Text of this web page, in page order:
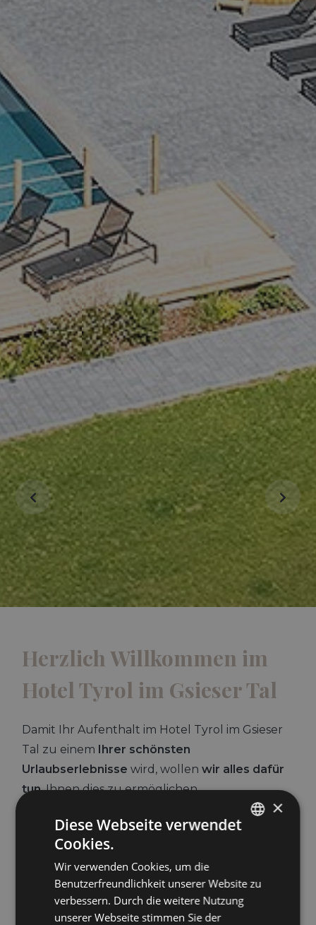
Herzlich Willkommen im
Hotel Tyrol im Gsieser Tal
Damit Ihr Aufenthalt im Hotel Tyrol im Gsieser
Tal zu einem Ihrer schönsten
Urlaubserlebnisse wird, wollenwir alles dafür
tun, Ihnen dies zu ermöglichen.
Unser 3 Sterne S Hotel erwartet Sie mit
bequemen, mit jeglichem Komfort
ausgestatteten Zimmern und allen
Annehmlichkeiten für einen Urlaub der
Extraklasse. Ein besonderes Highlight sind dabei
die neuen 30m² Superior Zimmer, die nach
×
Diese Webseite verwendet
Cookies.
Wir verwenden Cookies, um die
Benutzerfreundlichkeit unserer Website zu
verbessern. Durch die weitere Nutzung
unserer Webseite stimmen Sie der